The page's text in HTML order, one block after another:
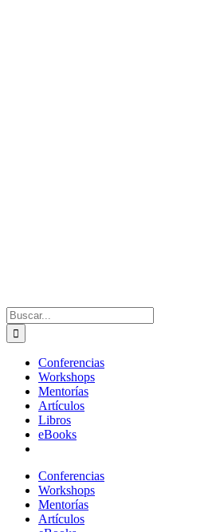
Buscar:
Conferencias
Workshops
Mentorías
Artículos
Libros
eBooks
Conferencias
Workshops
Mentorías
Artículos